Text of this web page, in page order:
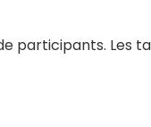
participants. Les